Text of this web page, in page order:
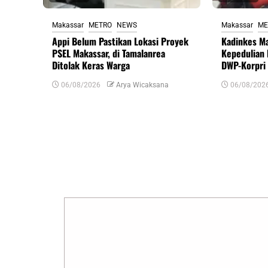
Makassar METRO NEWS
Appi Belum Pastikan Lokasi Proyek
PSEL Makassar, di Tamalanrea
Ditolak Keras Warga
06/08/2026 Arya Wicaksana
Makassar
Kadinkes
Kepedulian
DWP-Korpri
06/08/